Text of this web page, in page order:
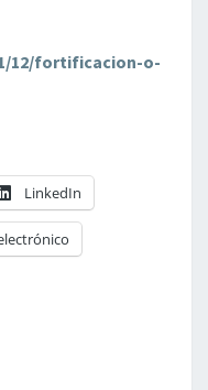
12/fortificacion-o-
LinkedIn